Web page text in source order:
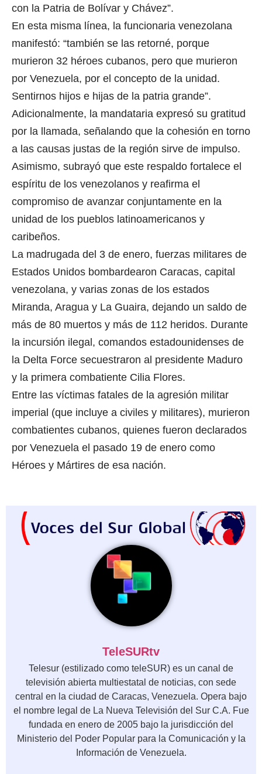
con la Patria de Bolívar y Chávez”.
En esta misma línea, la funcionaria venezolana
manifestó: “también se las retorné, porque
murieron 32 héroes cubanos, pero que murieron
por Venezuela, por el concepto de la unidad.
Sentirnos hijos e hijas de la patria grande”.
Adicionalmente, la mandataria expresó su gratitud
por la llamada, señalando que la cohesión en torno
a las causas justas de la región sirve de impulso.
Asimismo, subrayó que este respaldo fortalece el
espíritu de los venezolanos y reafirma el
compromiso de avanzar conjuntamente en la
unidad de los pueblos latinoamericanos y
caribeños.
La madrugada del 3 de enero, fuerzas militares de
Estados Unidos bombardearon Caracas, capital
venezolana, y varias zonas de los estados
Miranda, Aragua y La Guaira, dejando un saldo de
más de 80 muertos y más de 112 heridos. Durante
la incursión ilegal, comandos estadounidenses de
la Delta Force secuestraron al presidente Maduro
y la primera combatiente Cilia Flores.
Entre las víctimas fatales de la agresión militar
imperial (que incluye a civiles y militares), murieron
combatientes cubanos, quienes fueron declarados
por Venezuela el pasado 19 de enero como
Héroes y Mártires de esa nación.
TeleSURtv
Telesur (estilizado como teleSUR) es un canal de
televisión abierta multiestatal de noticias, con sede
central en la ciudad de Caracas, Venezuela.​ Opera bajo
el nombre legal de La Nueva Televisión del Sur C.A. Fue
fundada en enero de 2005​ bajo la jurisdicción del
Ministerio del Poder Popular para la Comunicación y la
Información de Venezuela.